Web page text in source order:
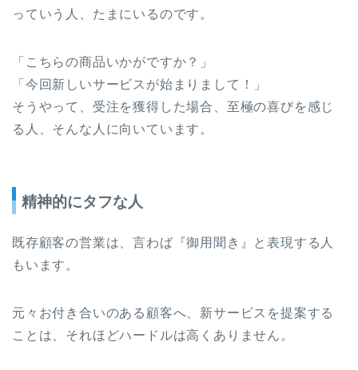
っていう人、たまにいるのです。
「こちらの商品いかがですか？」
「今回新しいサービスが始まりまして！」
そうやって、受注を獲得した場合、至極の喜びを感じ
る人、そんな人に向いています。
精神的にタフな人
既存顧客の営業は、言わば『御用聞き』と表現する人
もいます。
元々お付き合いのある顧客へ、新サービスを提案する
ことは、それほどハードルは高くありません。